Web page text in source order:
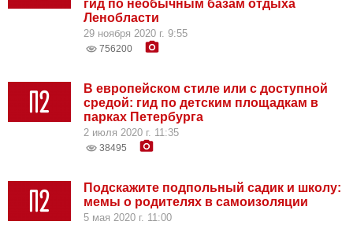
гид по необычным базам отдыха
Ленобласти
29 ноября 2020 г. 9:55
756200
В европейском стиле или с доступной
средой: гид по детским площадкам в
парках Петербурга
2 июля 2020 г. 11:35
38495
Подскажите подпольный садик и школу:
мемы о родителях в самоизоляции
5 мая 2020 г. 11:00